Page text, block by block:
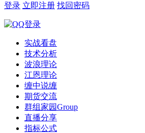
登录 立即注册 找回密码
实战看盘
技术分析
波浪理论
江恩理论
缠中说缠
期货交流
群组家园Group
直播分享
指标公式